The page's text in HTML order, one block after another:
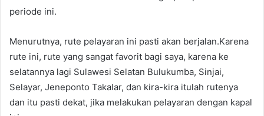
periode ini.
Menurutnya, rute pelayaran ini pasti akan berjalan.Karena
rute ini, rute yang sangat favorit bagi saya, karena ke
selatannya lagi Sulawesi Selatan Bulukumba, Sinjai,
Selayar, Jeneponto Takalar, dan kira-kira itulah rutenya
dan itu pasti dekat, jika melakukan pelayaran dengan kapal